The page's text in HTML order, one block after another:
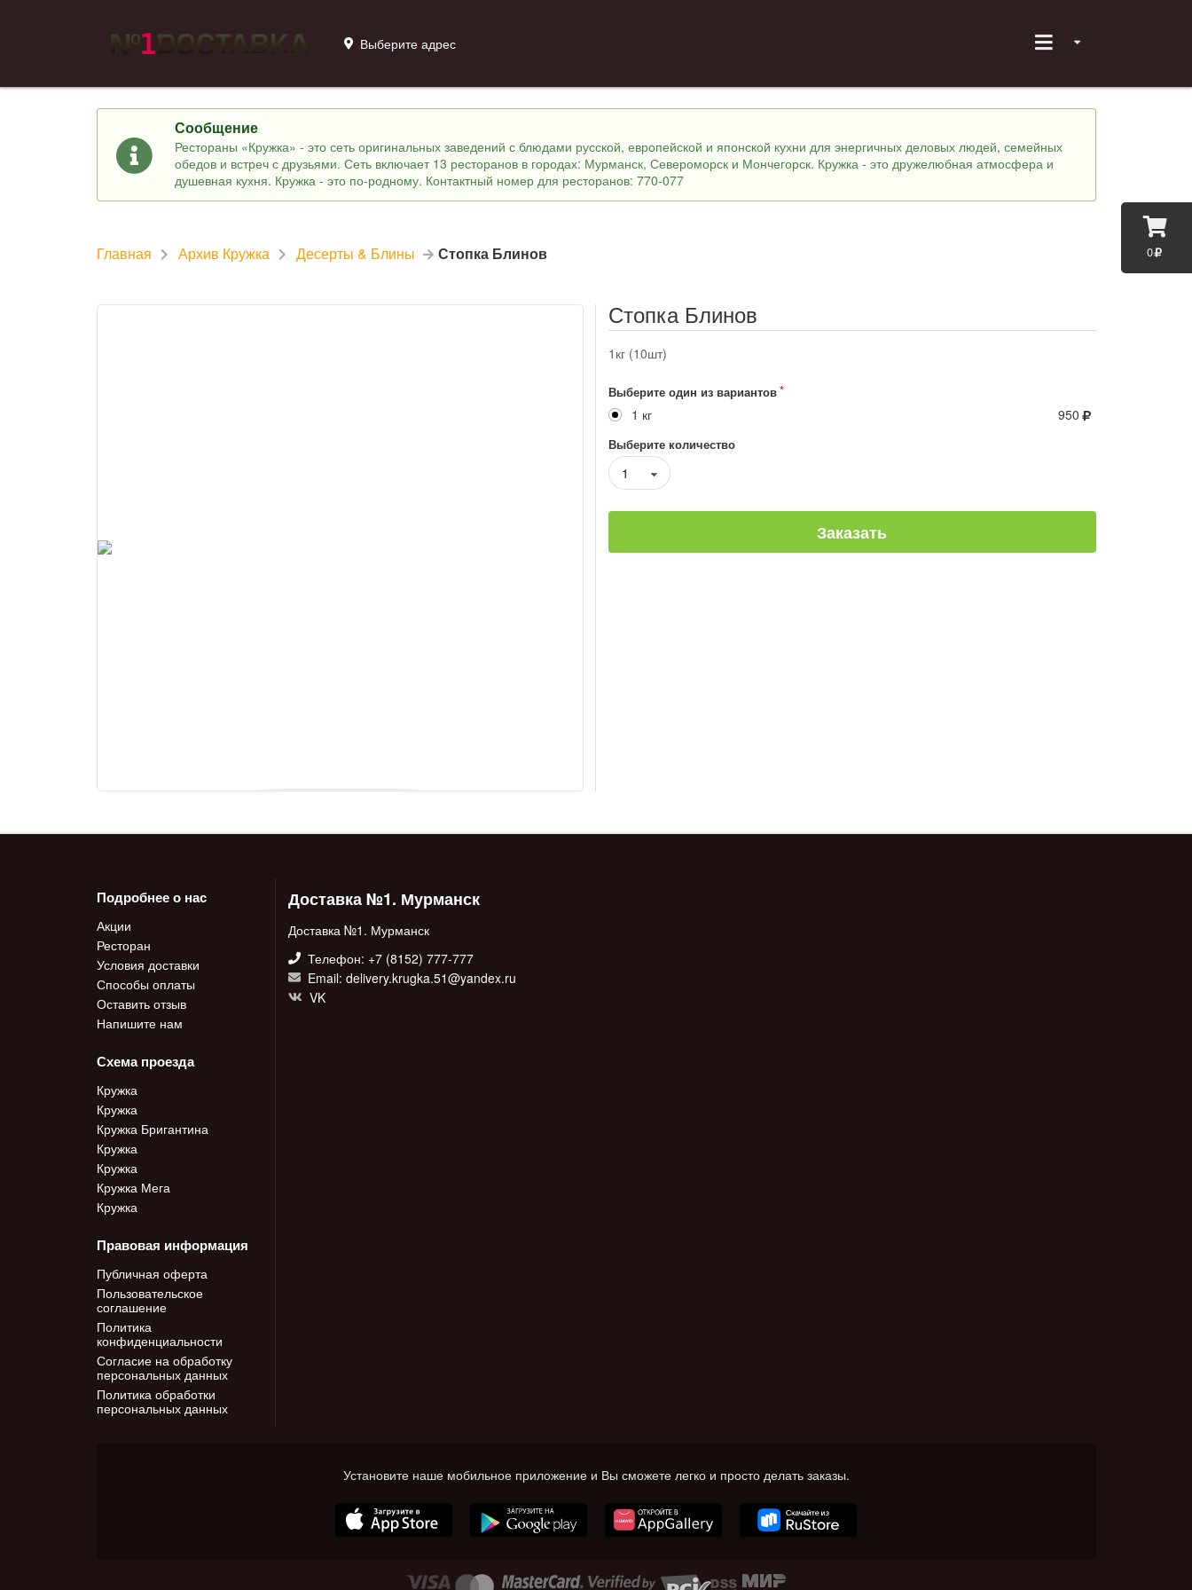
0
Выберите адрес
Сообщение
Рестораны «Кружка» - это сеть оригинальных заведений с блюдами русской, европейской и японской кухни для энергичных деловых людей, семейных
обедов и встреч с друзьями. Сеть включает 13 ресторанов в городах: Мурманск, Североморск и Мончегорск. Кружка - это дружелюбная атмосфера и
душевная кухня. Кружка - это по-родному. Контактный номер для ресторанов: 770-077
Главная Архив Кружка Десерты & Блины Стопка Блинов
Стопка Блинов
1кг (10шт)
Выберите один из вариантов
1 кг 950
Выберите количество
1
Заказать
Подробнее о нас
Акции
Ресторан
Условия доставки
Способы оплаты
Оставить отзыв
Напишите нам
Схема проезда
Кружка
Кружка
Кружка Бригантина
Кружка
Кружка
Кружка Мега
Кружка
Правовая информация
Публичная оферта
Пользовательское
соглашение
Политика
конфиденциальности
Согласие на обработку
персональных данных
Политика обработки
персональных данных
Доставка №1. Мурманск
Доставка №1. Мурманск
Телефон: +7 (8152) 777-777
Email: delivery.krugka.51@yandex.ru
VK
Установите наше мобильное приложение и Вы сможете легко и просто делать заказы.